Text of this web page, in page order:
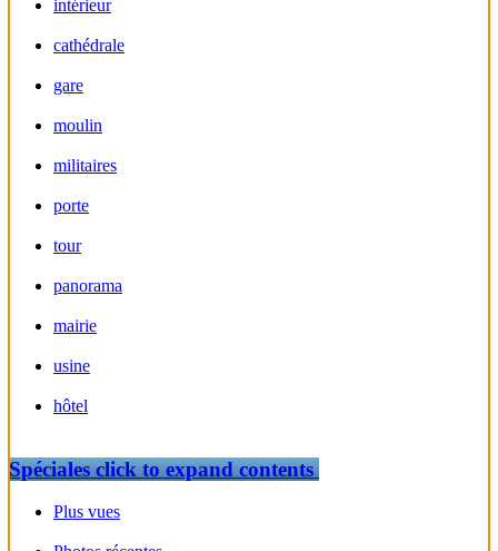
intérieur
cathédrale
gare
moulin
militaires
porte
tour
panorama
mairie
usine
hôtel
Spécialesclick to expand contents
Plus vues